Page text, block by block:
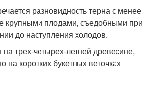
разновидность терна с менее
крупными плодами, съедобными при
до наступления холодов.
трех-четырех-летней древесине,
на коротких букетных веточках